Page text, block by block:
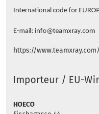
International code for
E-mail: info@teamxray.com
https://www.teamxray.com/
Importeur / EU-
HOECO